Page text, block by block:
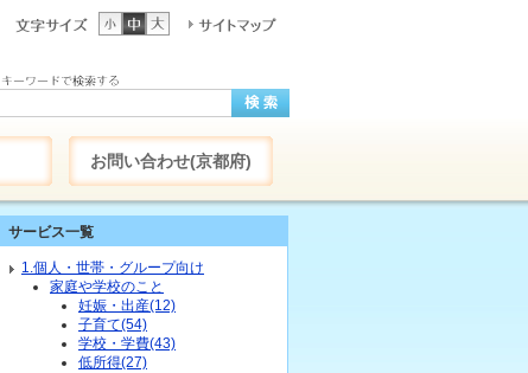
お問い合わせ(京都府)
サービス一覧
1.個人・世帯・グループ向け
家庭や学校のこと
妊娠・出産(12)
子育て(54)
学校・学費(43)
低所得(27)